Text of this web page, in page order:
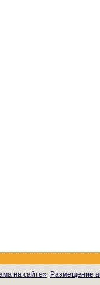
на сайте» Размещение